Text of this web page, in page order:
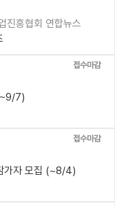
진흥협회 연합뉴스
접수마감
7)
접수마감
가자 모집 (~8/4)